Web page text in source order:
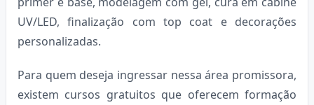
UV/LED, finalização com top coat e decorações
personalizadas.
Para quem deseja ingressar nessa área promissora,
existem cursos gratuitos que oferecem formação